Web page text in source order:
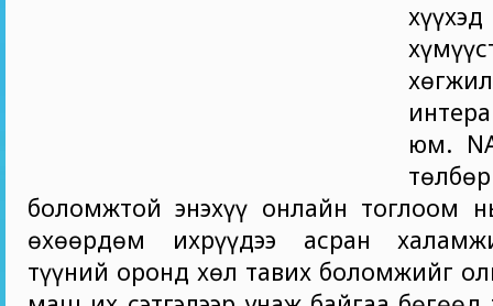
юм.
боломжтой энэхүү онлайн тоглоом
өхөөрдөм ихрүүдээ асран
түүний оронд хөл тавих боломжийг